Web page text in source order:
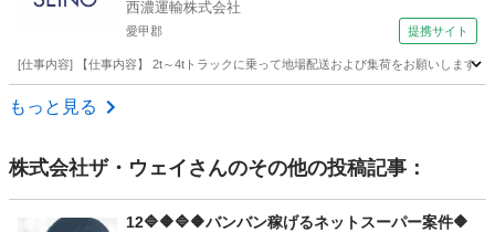
西濃運輸株式会社
愛甲郡 提携サイト
[仕事内容] 【仕事内容】 2t～4tトラックに乗って地場配送および集荷をお願いします
神奈川 愛甲郡
もっと見る
株式会社ザ・ウェイ さんのその他の投稿記事：
12🔷🔶🔷🔶バンバン稼げるネットスーパー案件🔶